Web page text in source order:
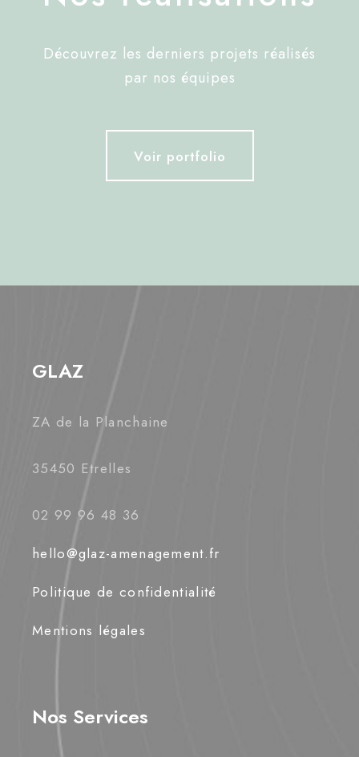
Découvrez les derniers projets réalisés
par nos équipes
Voir portfolio
GLAZ
ZA de la Planchaine
35450 Etrelles
02 99 96 48 36
hello@glaz-amenagement.fr
Politique de confidentialité
Mentions légales
Nos Services